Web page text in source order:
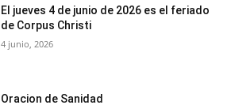
El jueves 4 de junio de 2026 es el feriado
de Corpus Christi
4 junio, 2026
Oracion de Sanidad